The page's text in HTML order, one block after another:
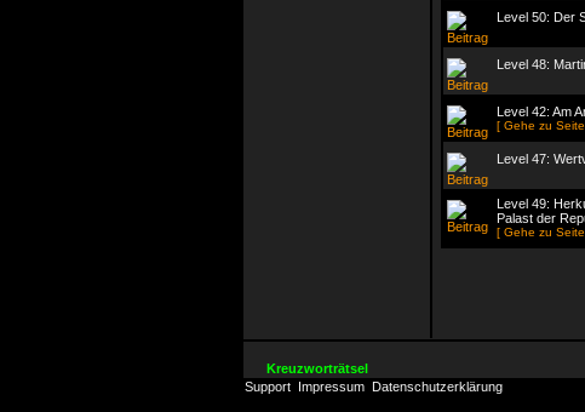
Level 50: Der
Level 48:
Level 42: Am
[ Gehe zu
Level 47:
Level 49:
Palast der
[ Gehe zu
Kreuzworträtsel
Support Impressum Datenschutzerklärung